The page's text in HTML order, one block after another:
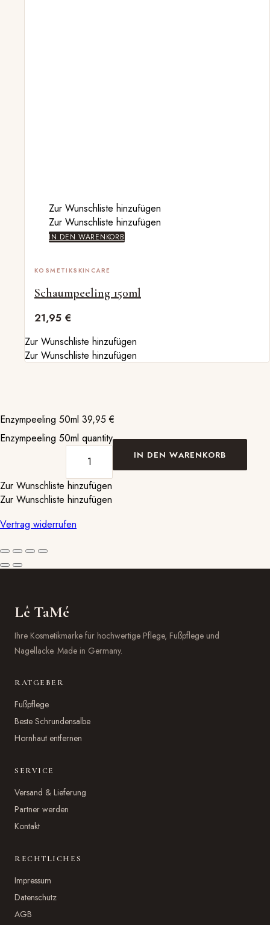
Zur Wunschliste hinzufügen
Zur Wunschliste hinzufügen
IN DEN WARENKORB
KOSMETIKSKINCARE
Schaumpeeling 150ml
21,95 €
Zur Wunschliste hinzufügen
Zur Wunschliste hinzufügen
Enzympeeling 50ml 39,95€
Enzympeeling 50ml quantity
IN DEN WARENKORB
Zur Wunschliste hinzufügen
Zur Wunschliste hinzufügen
Vertrag widerrufen
Lê TaMé
Ihre Kosmetikmarke für hochwertige Pflege, Fußpflege und
Nagellacke. Made in Germany.
RATGEBER
Fußpflege
Beste Schrundensalbe
Hornhaut entfernen
SERVICE
Versand & Lieferung
Partner werden
Kontakt
RECHTLICHES
Impressum
Datenschutz
AGB